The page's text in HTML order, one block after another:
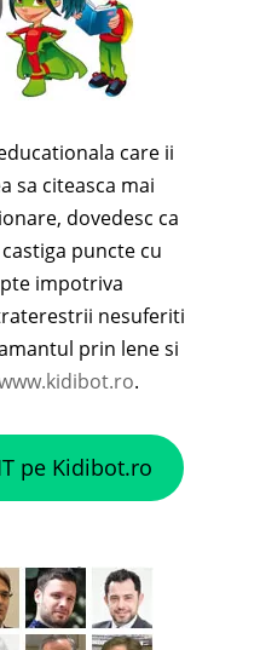
care ii
sa citeasca mai
dovedesc ca
puncte cu
impotriva
nesuferiti
prin lene si
.
pe Kidibot.ro